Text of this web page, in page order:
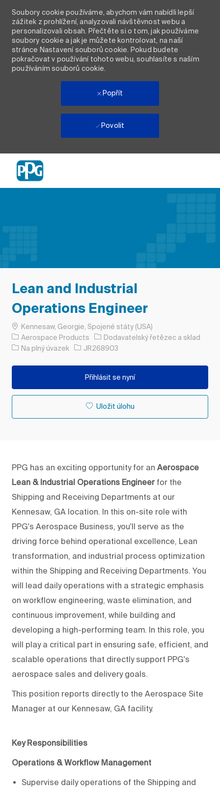
Soubory cookie používáme, abychom vám nabídli lepší
zážitek z prohlížení, analyzovali návštěvnost webu a
personalizovali obsah. Přečtěte si o tom, jak používáme
soubory cookie a jak je můžete kontrolovat, na naší
stránce Nastavení souborů cookie. Pokud budete
pokračovat v používání tohoto webu, souhlasíte s naším
používáním souborů cookie.
Popřít
Povolit
Lean and Industrial
Operations Engineer
Umístění
Kennesaw, Georgie, Spojené státy (USA)
Aerospace Products
Kategorie
Dodavatelský řetězec a sklad
Typ úlohy
Na plný úvazek ID úlohy
JR268903
Přihlásit se nyní
Uložit úlohu
PPG has an exciting opportunity for an Aerospace
Lean & Industrial Operations Engineerfor the
Shipping and Receiving Departments at our
Kennesaw, GA location. In this on-site role with
PPG's Aerospace Business, you'll serve as the
driving force behind operational excellence, Lean
transformation, and industrial process optimization
within the Shipping and Receiving Departments. You
will lead daily operations with a strategic emphasis
on workflow engineering, waste elimination, and
continuous improvement, while building and
developing a high-performing team. In this role, you
will play a critical part in ensuring safe, efficient, and
scalable operations that directly support PPG's
aerospace sales and delivery goals.
This position reports directly to the Aerospace Site
Manager at our Kennesaw, GA facility.
Key Responsibilities
Operations & Workflow Management
Supervise daily operations of the Shipping and